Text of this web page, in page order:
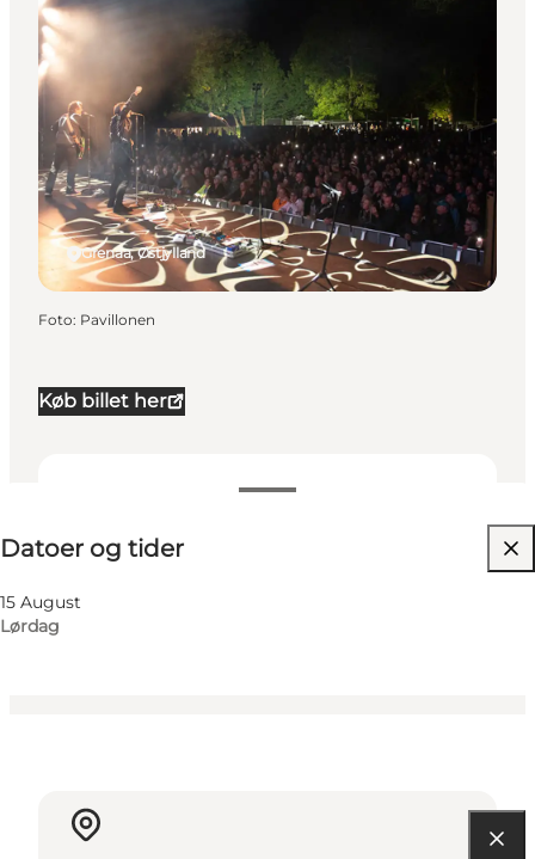
Køb billet her
Datoer og tider
15 August
Lørdag
Besøg hjemmeside
Grenaa, Østjylland
Foto: Pavillonen